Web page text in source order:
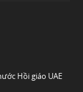
Hồi giáo UAE